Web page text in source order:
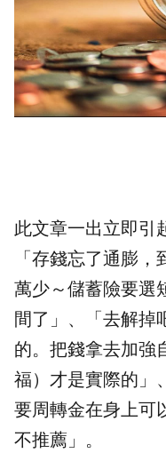
此文章一出立即引
「存錢忘了通膨
萬少～儲蓄險要選
間了」、「去解掉
的。把錢拿去加強
福）才是實際的」
要周轉金在身上可
不推薦」。